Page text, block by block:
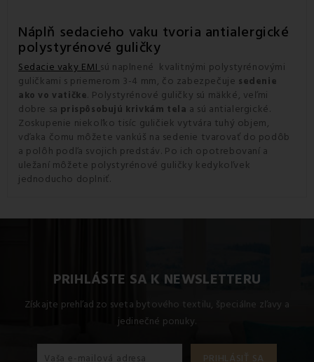
Náplň sedacieho vaku tvoria antialergické
polystyrénové guličky
Sedacie vaky EMI sú naplnené kvalitnými polystyrénovými
guličkami s priemerom 3-4 mm, čo zabezpečuje sedenie
ako vo vatičke. Polystyrénové guličky sú mäkké, veľmi
dobre sa prispôsobujú krivkám tela a sú antialergické.
Zoskupenie niekoľko tisíc guličiek vytvára tuhý objem,
vďaka čomu môžete vankúš na sedenie tvarovať do podôb
a polôh podľa svojich predstáv. Po ich opotrebovaní a
uležaní môžete polystyrénové guličky kedykoľvek
jednoducho doplniť.
PRIHLÁSTE SA K NEWSLETTERU
Získajte prehľad zo sveta bytového textilu, špeciálne zľavy a
jedinečné ponuky.